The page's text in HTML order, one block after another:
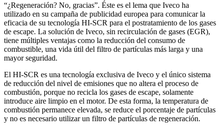
“¿Regeneración? No, gracias”. Éste es el lema que Iveco ha
utilizado en su campaña de publicidad europea para comunicar la
eficacia de su tecnología HI-SCR para el postratamiento de los gases
de escape. La solución de Iveco, sin recirculación de gases (EGR),
tiene múltiples ventajas como la reducción del consumo de
combustible, una vida útil del filtro de partículas más larga y una
mayor seguridad.
El HI-SCR es una tecnología exclusiva de Iveco y el único sistema
de reducción del nivel de emisiones que no altera el proceso de
combustión, porque no recicla los gases de escape, solamente
introduce aire limpio en el motor. De esta forma, la temperatura de
combustión permanece elevada, se reduce el porcentaje de partículas
y no es necesario utilizar un filtro de partículas de regeneración.